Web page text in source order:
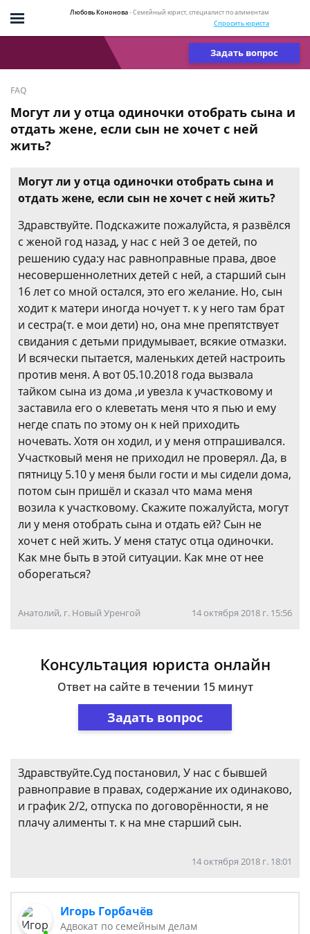
Любовь Кононова- Семейный юрист, специалист по алиментам
Спросить юриста
Задать вопрос
FAQ
Могут ли у отца одиночки отобрать сына и
отдать жене, если сын не хочет с ней
жить?
Могут ли у отца одиночки отобрать сына и
отдать жене, если сын не хочет с ней жить?
Здравствуйте. Подскажите пожалуйста, я развёлся
с женой год назад, у нас с ней 3 ое детей, по
решению суда:у нас равноправные права, двое
несовершеннолетних детей с ней, а старший сын
16 лет со мной остался, это его желание. Но, сын
ходит к матери иногда ночует т. к у него там брат
и сестра(т. е мои дети) но, она мне препятствует
свидания с детьми придумывает, всякие отмазки.
И всячески пытается, маленьких детей настроить
против меня. А вот 05.10.2018 года вызвала
тайком сына из дома ,и увезла к участковому и
заставила его о клеветать меня что я пью и ему
негде спать по этому он к ней приходить
ночевать. Хотя он ходил, и у меня отпрашивался.
Участковый меня не приходил не проверял. Да, в
пятницу 5.10 у меня были гости и мы сидели дома,
потом сын пришёл и сказал что мама меня
возила к участковому. Скажите пожалуйста, могут
ли у меня отобрать сына и отдать ей? Сын не
хочет с ней жить. У меня статус отца одиночки.
Как мне быть в этой ситуации. Как мне от нее
оборегаться?
Анатолий, г. Новый Уренгой 14 октября 2018 г. 15:56
Консультация юриста онлайн
Ответ на сайте в течении 15 минут
Задать вопрос
Здравствуйте.Суд постановил, У нас с бывшей
равноправие в правах, содержание их одинаково,
и график 2/2, отпуска по договорённости, я не
плачу алименты т. к на мне старший сын.
14 октября 2018 г. 18:01
Игорь Горбачёв
Адвокат по семейным делам